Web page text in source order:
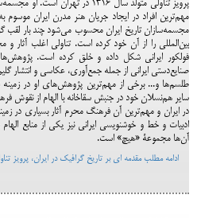
پرویز تناولی متولد سال 1316 در
مهم‌ترین افراد در ایجاد جریان هنر مدرن ایران
مجسمه‌سازان تاریخ ایران محسوب می‌شود چند بار لقب
بین‌المللی را از آن خود کرده است. تناولی اغلب آثار و
فولکور ایرانی شکل داده و خلق کرده است.
صنایع‌دستی ایرانی از جمله جمع‌آوری، عکاسی و انتشار
طلسم‌ها و... برخی از مهم‌ترین پژوهش‌های او در
سایر هم‌نسلان خود در جنبش سقاخانه با الهام از نقوش
در ایران و مهم‌ترین آن فرهنگ محرم آثار بسیاری در
ادبیات و خط و خوشنویسی ایرانی نیز یکی از منابع
آن‌ها مجموعۀ «هیچ» است.
ادامه مطلب مقدمه ای بر تاریخ گرافیک در ایران، پرویز